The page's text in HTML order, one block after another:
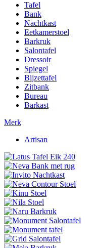
Tafel
Bank
Nachtkast
Eetkamerstoel
Barkruk
Salontafel
Dressoir
Spiegel
Bijzettafel
Zitbank
Bureau
Barkast
Merk
Artisan